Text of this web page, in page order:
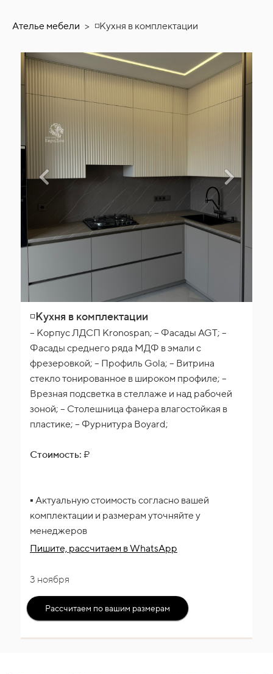
Ателье мебели > ◽Кухня в комплектации
◽Кухня в комплектации
– Корпус ЛДСП Kronospan; – Фасады AGT; –
Фасады среднего ряда МДФ в эмали с
фрезеровкой; – Профиль Gola; – Витрина
стекло тонированное в широком профиле; –
Врезная подсветка в стеллаже и над рабочей
зоной; – Столешница фанера влагостойкая в
пластике; – Фурнитура Boyard;
Стоимость: ₽
▪️ Актуальную стоимость согласно вашей
комплектации и размерам уточняйте у
менеджеров
Пишите, рассчитаем в WhatsApp
3 ноября
Рассчитаем по вашим размерам